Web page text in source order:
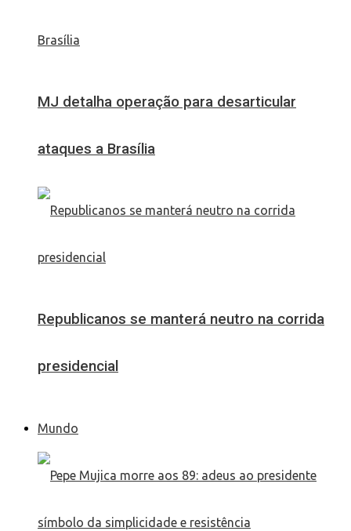
MJ detalha operação para desarticular
ataques a Brasília
Republicanos se manterá neutro na corrida
presidencial
Mundo